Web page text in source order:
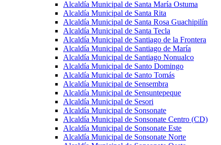
Alcaldía Municipal de Santa María Ostuma
Alcaldía Municipal de Santa Rita
Alcaldía Municipal de Santa Rosa Guachipilín
Alcaldía Municipal de Santa Tecla
Alcaldía Municipal de Santiago de la Frontera
Alcaldía Municipal de Santiago de María
Alcaldía Municipal de Santiago Nonualco
Alcaldía Municipal de Santo Domingo
Alcaldía Municipal de Santo Tomás
Alcaldía Municipal de Sensembra
Alcaldía Municipal de Sensuntepeque
Alcaldía Municipal de Sesori
Alcaldía Municipal de Sonsonate
Alcaldía Municipal de Sonsonate Centro (CD)
Alcaldía Municipal de Sonsonate Este
Alcaldía Municipal de Sonsonate Norte